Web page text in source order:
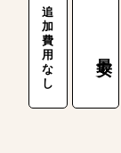
追
加
費
用
な
し